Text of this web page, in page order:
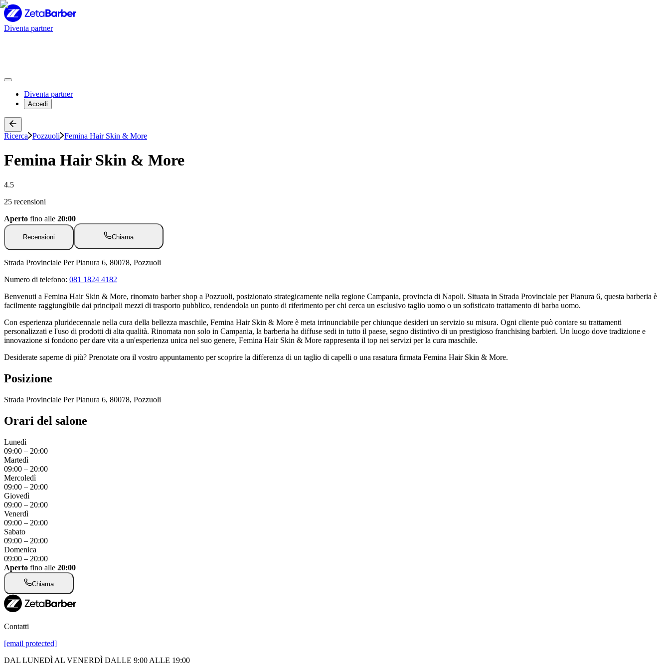
Diventa partner
Diventa partner
Accedi
Ricerca Pozzuoli Femina Hair Skin & More
Femina Hair Skin & More
4.5
25 recensioni
Aperto fino alle 20:00
Recensioni Chiama
Strada Provinciale Per Pianura 6, 80078, Pozzuoli
Numero di telefono: 081 1824 4182
Benvenuti a Femina Hair Skin & More, rinomato barber shop a Pozzuoli, posizionato strategicamente nella regione Campania, provincia di Napoli. Situata in Strada Provinciale per Pianura 6, questa barberia è
facilmente raggiungibile dai principali mezzi di trasporto pubblico, rendendola un punto di riferimento per chi cerca un esclusivo taglio uomo o un sofisticato trattamento di barba uomo.
Con esperienza pluridecennale nella cura della bellezza maschile, Femina Hair Skin & More è meta irrinunciabile per chiunque desideri un servizio su misura. Ogni cliente può contare su trattamenti
personalizzati e l'uso di prodotti di alta qualità. Rinomata non solo in Campania, la barberia ha diffuse sedi in tutto il paese, segno distintivo di un prestigioso franchising barbieri. Un luogo dove tradizione e
innovazione si fondono per dare vita a un'esperienza unica nel suo genere, Femina Hair Skin & More rappresenta il top nei servizi per la cura maschile.
Desiderate saperne di più? Prenotate ora il vostro appuntamento per scoprire la differenza di un taglio di capelli o una rasatura firmata Femina Hair Skin & More.
Posizione
Strada Provinciale Per Pianura 6, 80078, Pozzuoli
Orari del salone
Lunedì
09:00 – 20:00
Martedì
09:00 – 20:00
Mercoledì
09:00 – 20:00
Giovedì
09:00 – 20:00
Venerdì
09:00 – 20:00
Sabato
09:00 – 20:00
Domenica
09:00 – 20:00
Aperto fino alle 20:00
Chiama
Contatti
[email protected]
DAL LUNEDÌ AL VENERDÌ DALLE 9:00 ALLE 19:00